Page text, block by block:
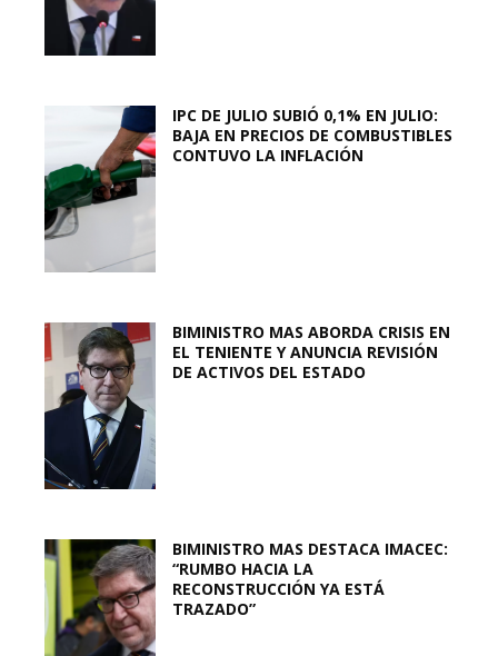
IPC DE JULIO SUBIÓ 0,1% EN JULIO:
BAJA EN PRECIOS DE COMBUSTIBLES
CONTUVO LA INFLACIÓN
BIMINISTRO MAS ABORDA CRISIS EN
EL TENIENTE Y ANUNCIA REVISIÓN
DE ACTIVOS DEL ESTADO
BIMINISTRO MAS DESTACA IMACEC:
“RUMBO HACIA LA
RECONSTRUCCIÓN YA ESTÁ
TRAZADO”